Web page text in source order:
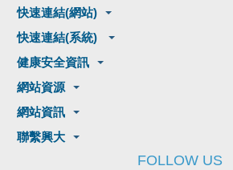
快速連結(網站)
快速連結(系統)
健康安全資訊
網站資源
網站資訊
聯繫興大
FOLLOW US